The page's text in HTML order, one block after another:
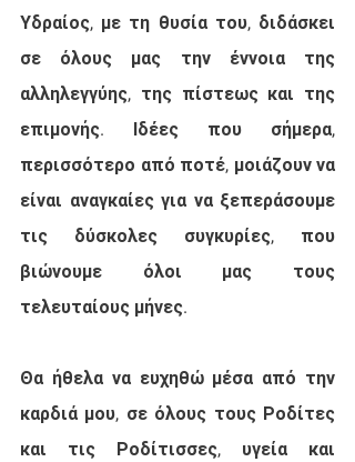
Υδραίος, με τη θυσία του, διδάσκει
σε όλους μας την έννοια της
αλληλεγγύης, της πίστεως και της
επιμονής. Ιδέες που σήμερα,
περισσότερο από ποτέ, μοιάζουν να
είναι αναγκαίες για να ξεπεράσουμε
τις δύσκολες συγκυρίες, που
βιώνουμε όλοι μας τους
τελευταίους μήνες.
Θα ήθελα να ευχηθώ μέσα από την
καρδιά μου, σε όλους τους Ροδίτες
και τις Ροδίτισσες, υγεία και